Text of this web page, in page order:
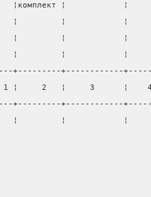
¦комплект ¦            ¦
¦         ¦            ¦
¦         ¦            ¦
¦         ¦            ¦
+---------+------------
1 ¦     2   ¦     3      ¦
+---------+------------
¦         ¦            ¦